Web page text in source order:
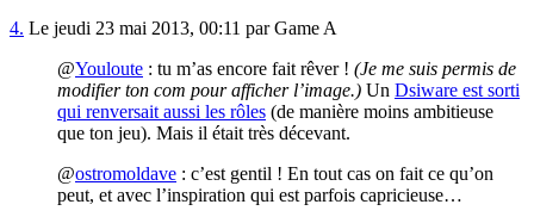
4. Le jeudi 23 mai 2013, 00:11 par Game A
@Youloute : tu m’as encore fait rêver ! (Je me suis permis de
modifier ton com pour afficher l’image.) Un Dsiware est sorti
qui renversait aussi les rôles (de manière moins ambitieuse
que ton jeu). Mais il était très décevant.
@ostromoldave : c’est gentil ! En tout cas on fait ce qu’on
peut, et avec l’inspiration qui est parfois capricieuse…